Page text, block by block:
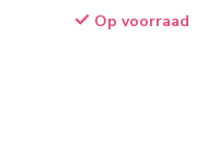
Op voorraad